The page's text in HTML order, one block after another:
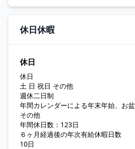
休日休暇
休日
休日
土 日 祝日 その他
週休二日制
年間カレンダーによる年末年始、お盆
その他
年間休日数：123日
６ヶ月経過後の年次有給休暇日数
10日